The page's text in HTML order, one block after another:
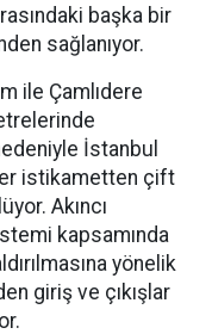
başka bir
sağlanıyor.
ile Çamlıdere
İstanbul
istikametten çift
Akıncı
kapsamında
yönelik
giriş ve çıkışlar